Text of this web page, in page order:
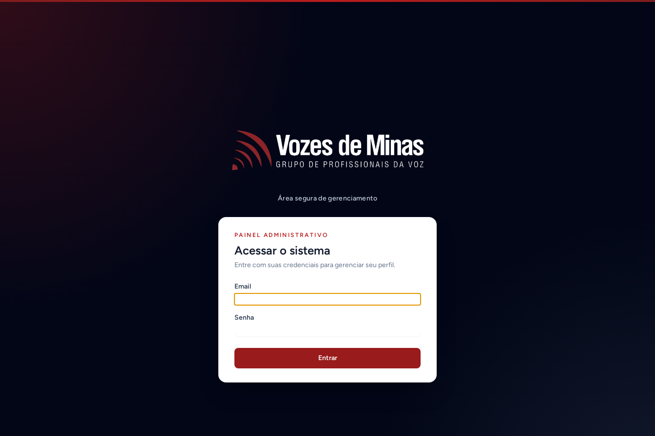
Área segura de gerenciamento
PAINEL ADMINISTRATIVO
Acessar o sistema
Entre com suas credenciais para gerenciar seu perfil.
Email
Senha
Entrar